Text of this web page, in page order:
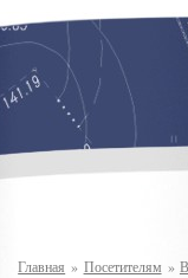
Главная » Посетителям »